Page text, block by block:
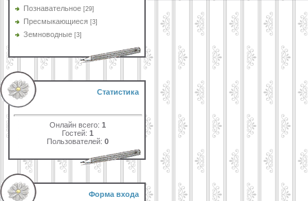
Познавательное [29]
Пресмыкающиеся [3]
Земноводные [3]
Статистика
Онлайн всего:1
Гостей:1
Пользователей:0
Форма входа